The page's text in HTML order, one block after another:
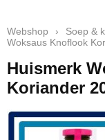
Contact
Mijn account
Retour &
Informatie
Webshop › Soep &
Woksaus Knoflook
Huismerk
Koriander